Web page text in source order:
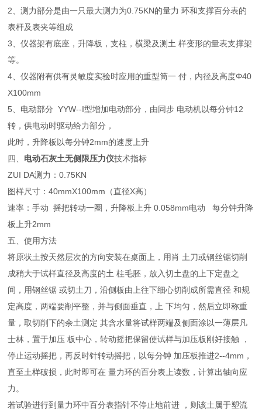
2、测力部分是由一只最大测力为0.75KN的量力 环和支撑百分表的
表杆及表夹等组成
3、仪器架有底座，升降板，支柱，横梁及测土 样变形的量表支撑架
等。
4、仪器附有供有灵敏度实验时应用的重型筒一 付，内径及高度Φ40
X100mm
5、电动部分 YYW--I型增加电动部分，由同步 电动机以每分钟12
转，供电动时驱动给力部分，
此时，升降板以每分钟2mm的速度上升
四、 电动石灰土无侧限压力仪技术指标
ZUI DA测力：0.75KN
图样尺寸：40mmX100mm（直径X高）
速率：手动 摇把转动一圈，升降板上升 0.058mm电动 每分钟升降
板上升2mm
五、使用方法
将原状土按天然层次的方向安装在桌面上，用肖 土刀或钢丝锯切削
成稍大于试样直径及高度的土 柱毛胚，放入切土盘的上下定盘之
间，用钢丝锯 或切土刀，沿侧板由上往下细心切削成所需直径 和规
定高度，两端要削平整，并与侧面垂直，上 下均匀，然后立即称重
量，取切削下的余土测定 其含水量将试样两端及侧面涂以一薄层凡
士林，置于加压 板中心，转动摇把保留使试样与加压板刚好接触 ，
停止运动摇把，再反时针转动摇把，以每分钟 加压板推进2--4mm，
直至土样破损，此时即可在 量力环的百分表上读数，计算出轴向应
力。
若试验进行到量力环中百分表指针不停止地前进 ，则该土属于塑流